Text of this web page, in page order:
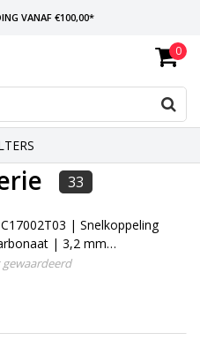
VANAF €100,00*
ZELFDE DAG VERZONDEN
LEVERING
0
33
| Snelkoppeling
| 3,2 mm